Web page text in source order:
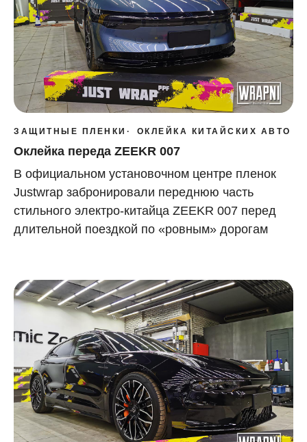
ЗАЩИТНЫЕ ПЛЕНКИ ОКЛЕЙКА КИТАЙСКИХ АВТО
Оклейка переда ZEEKR 007
В официальном установочном центре пленок
Justwrap забронировали переднюю часть
стильного электро-китайца ZEEKR 007 перед
длительной поездкой по «ровным» дорогам